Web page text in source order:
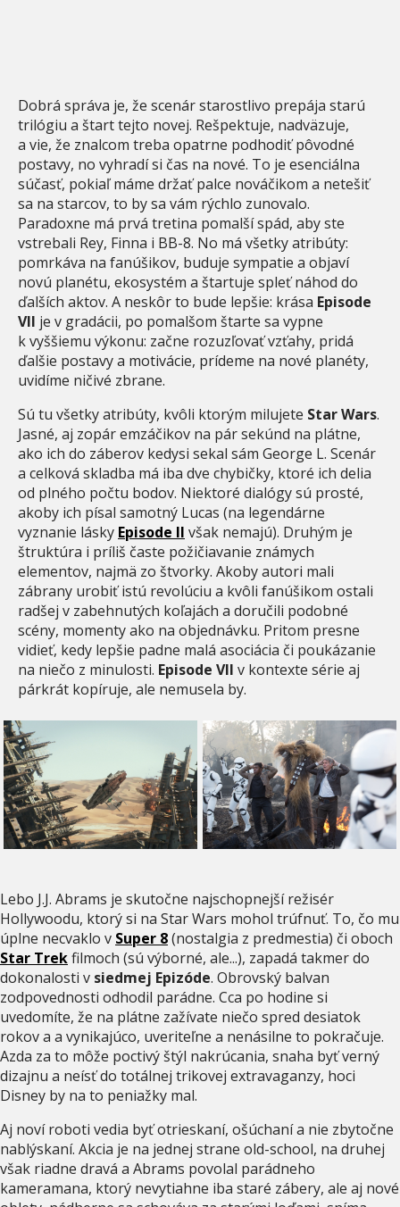
Dobrá správa je, že scenár starostlivo prepája starú
trilógiu a štart tejto novej. Rešpektuje, nadväzuje,
a vie, že znalcom treba opatrne podhodiť pôvodné
postavy, no vyhradí si čas na nové. To je esenciálna
súčasť, pokiaľ máme držať palce nováčikom a netešiť
sa na starcov, to by sa vám rýchlo zunovalo.
Paradoxne má prvá tretina pomalší spád, aby ste
vstrebali Rey, Finna i BB-8. No má všetky atribúty:
pomrkáva na fanúšikov, buduje sympatie a objaví
novú planétu, ekosystém a štartuje spleť náhod do
ďalších aktov. A neskôr to bude lepšie: krása Episode
VII je v gradácii, po pomalšom štarte sa vypne
k vyššiemu výkonu: začne rozuzľovať vzťahy, pridá
ďalšie postavy a motivácie, prídeme na nové planéty,
uvidíme ničivé zbrane.
Sú tu všetky atribúty, kvôli ktorým milujete Star Wars.
Jasné, aj zopár emzáčikov na pár sekúnd na plátne,
ako ich do záberov kedysi sekal sám George L. Scenár
a celková skladba má iba dve chybičky, ktoré ich delia
od plného počtu bodov. Niektoré dialógy sú prosté,
akoby ich písal samotný Lucas (na legendárne
vyznanie lásky Episode II však nemajú). Druhým je
štruktúra i príliš časte požičiavanie známych
elementov, najmä zo štvorky. Akoby autori mali
zábrany urobiť istú revolúciu a kvôli fanúšikom ostali
radšej v zabehnutých koľajách a doručili podobné
scény, momenty ako na objednávku. Pritom presne
vidieť, kedy lepšie padne malá asociácia či poukázanie
na niečo z minulosti. Episode VII v kontexte série aj
párkrát kopíruje, ale nemusela by.
Lebo J.J. Abrams je skutočne najschopnejší režisér
Hollywoodu, ktorý si na Star Wars mohol trúfnuť. To, čo mu
úplne necvaklo v Super 8(nostalgia z predmestia) či oboch
Star Trekfilmoch (sú výborné, ale...), zapadá takmer do
dokonalosti v siedmej Epizóde. Obrovský balvan
zodpovednosti odhodil parádne. Cca po hodine si
uvedomíte, že na plátne zažívate niečo spred desiatok
rokov a a vynikajúco, uveriteľne a nenásilne to pokračuje.
Azda za to môže poctivý štýl nakrúcania, snaha byť verný
dizajnu a neísť do totálnej trikovej extravaganzy, hoci
Disney by na to peniažky mal.
Aj noví roboti vedia byť otrieskaní, ošúchaní a nie zbytočne
nablýskaní. Akcia je na jednej strane old-school, na druhej
však riadne dravá a Abrams povolal parádneho
kameramana, ktorý nevytiahne iba staré zábery, ale aj nové